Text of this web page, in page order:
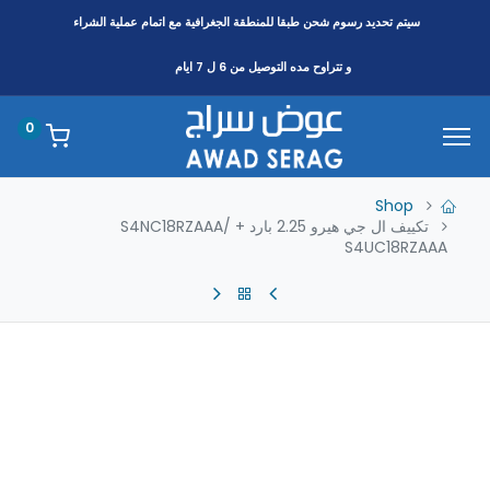
سيتم تحديد رسوم شحن طبقا للمنطقةالجغرافية مع اتمام عملية الشراء
و تتراوح مده التوصيل من 6 ل 7 ايام
0
Shop
تكييف ال جي هيرو 2.25 بارد S4NC18RZAAA/ +
S4UC18RZAAA